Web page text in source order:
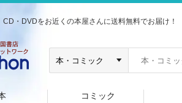
CD・DVDをお近くの本屋さんに送料無料でお届け！
コミック